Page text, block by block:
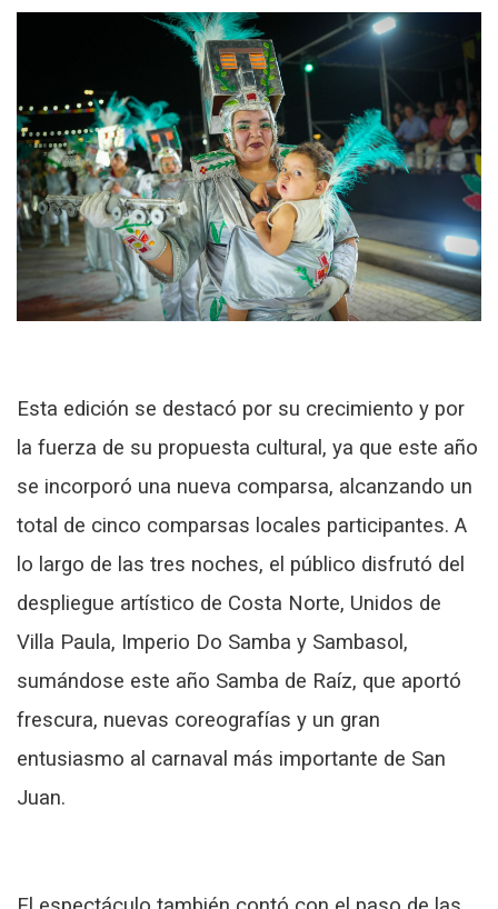
Esta edición se destacó por su crecimiento y por
la fuerza de su propuesta cultural, ya que este año
se incorporó una nueva comparsa, alcanzando un
total de cinco comparsas locales participantes. A
lo largo de las tres noches, el público disfrutó del
despliegue artístico de Costa Norte, Unidos de
Villa Paula, Imperio Do Samba y Sambasol,
sumándose este año Samba de Raíz, que aportó
frescura, nuevas coreografías y un gran
entusiasmo al carnaval más importante de San
Juan.